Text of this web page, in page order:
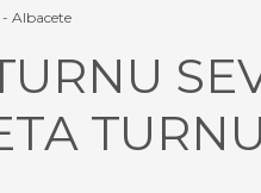
Albacete